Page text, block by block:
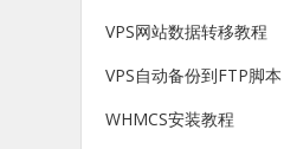
VPS网站数据转移教程
VPS自动备份到FTP脚本
WHMCS安装教程